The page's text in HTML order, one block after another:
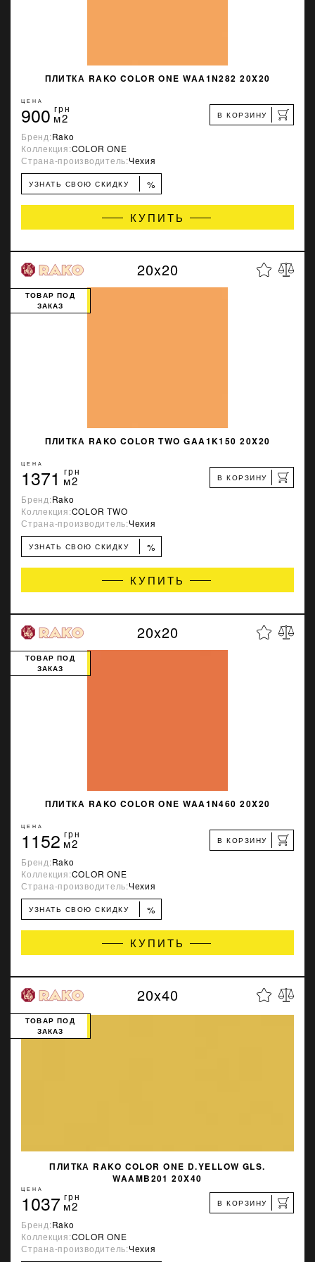
ПЛИТКА RAKO COLOR ONE WAA1N282 20X20
ЦЕНА
900 грн
м2 В КОРЗИНУ
Бренд:Rako
Коллекция:COLOR ONE
Страна-производитель:Чехия
УЗНАТЬ СВОЮ СКИДКУ %
КУПИТЬ
20x20
ПЛИТКА RAKO COLOR TWO GAA1K150 20X20
ТОВАР ПОД
ЗАКАЗ
ЦЕНА
1371 грн
м2 В КОРЗИНУ
Бренд:Rako
Коллекция:COLOR TWO
Страна-производитель:Чехия
УЗНАТЬ СВОЮ СКИДКУ %
КУПИТЬ
20x20
ПЛИТКА RAKO COLOR ONE WAA1N460 20X20
ТОВАР ПОД
ЗАКАЗ
ЦЕНА
1152 грн
м2 В КОРЗИНУ
Бренд:Rako
Коллекция:COLOR ONE
Страна-производитель:Чехия
УЗНАТЬ СВОЮ СКИДКУ %
КУПИТЬ
20x40
ПЛИТКА RAKO COLOR ONE D.YELLOW GLS.
WAAMB201 20X40
ТОВАР ПОД
ЗАКАЗ
ЦЕНА
1037 грн
м2 В КОРЗИНУ
Бренд:Rako
Коллекция:COLOR ONE
Страна-производитель:Чехия